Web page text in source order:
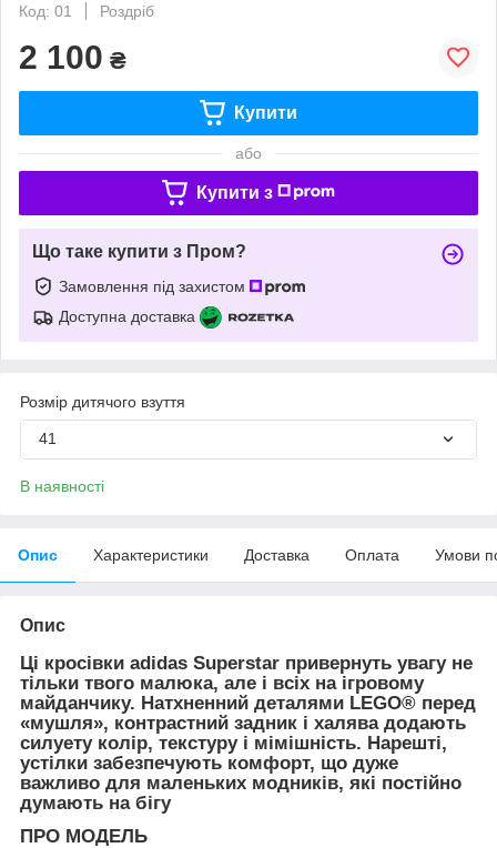
Код: 01
Роздріб
2 100 ₴
Купити
або
Купити з
Що таке купити з Пром?
Замовлення під захистом
Доступна доставка
Розмір дитячого взуття
41
В наявності
Опис Характеристики Доставка Оплата Умови
Опис
Ці кросівки adidas Superstar привернуть увагу не
тільки твого малюка, але і всіх на ігровому
майданчику. Натхненний деталями LEGO® перед
«мушля», контрастний задник і халява додають
силуету колір, текстуру і мімішність. Нарешті,
устілки забезпечують комфорт, що дуже
важливо для маленьких модників, які постійно
думають на бігу
ПРО МОДЕЛЬ